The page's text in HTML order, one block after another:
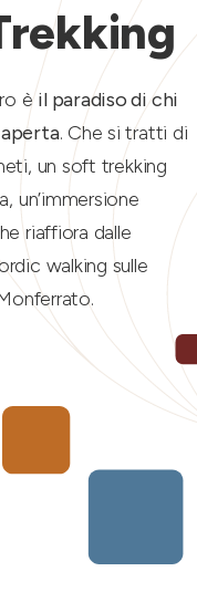
èil paradiso di chi
aperta. Che si tratti di
un soft trekking
un’immersione
riaffiora dalle
walking sulle